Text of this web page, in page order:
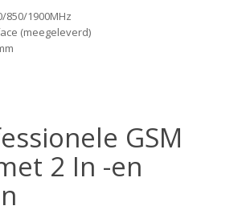
850/1900MHz
(meegeleverd)
GSM
2 In -en